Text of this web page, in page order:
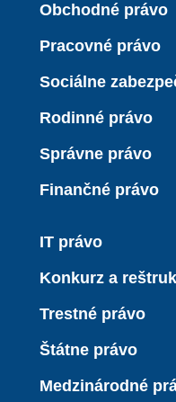
Obchodné právo
Pracovné právo
Sociálne
Rodinné právo
Správne právo
Finančné právo
IT právo
Konkurz a
Trestné právo
Štátne právo
Medzinárodné